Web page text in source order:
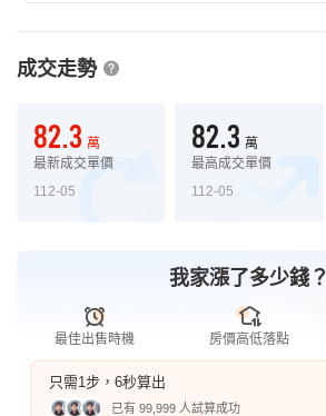
成交走勢
82.3 萬
最新成交單價
112-05
82.3 萬
最高成交單價
112-05
我家漲了多少錢？
最佳出售時機 房價高低落點
只需1步，6秒算出
已有 99,999 人試算成功